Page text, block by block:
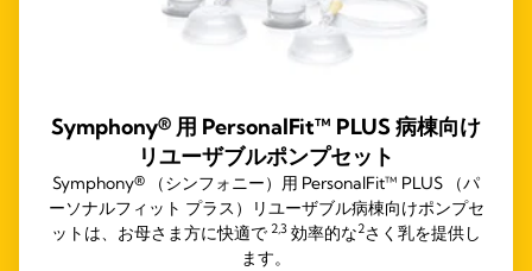
Symphony® 用 PersonalFit™ PLUS 病棟向け
リユーザブルポンプセット
Symphony® （シンフォニー）用 PersonalFit™ PLUS （パ
ーソナルフィット プラス）リユーザブル病棟向けポンプセ
ットは、お母さま方に快適で 2,3 効率的な2さく乳を提供し
ます。